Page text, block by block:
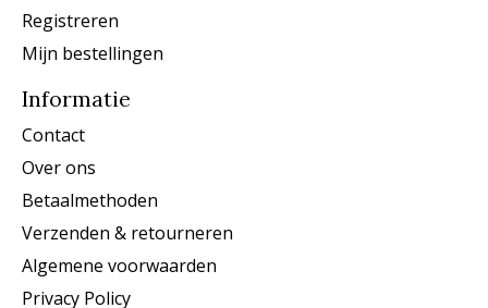
Registreren
Mijn bestellingen
Informatie
Contact
Over ons
Betaalmethoden
Verzenden & retourneren
Algemene voorwaarden
Privacy Policy